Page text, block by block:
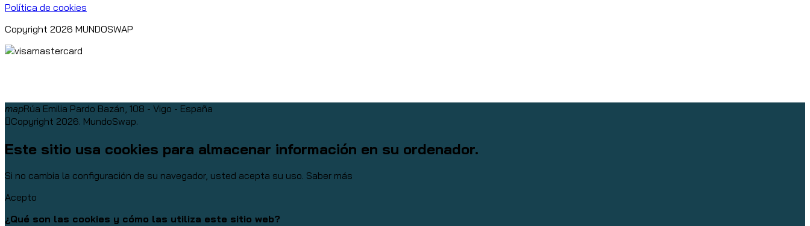
Política de cookies
Copyright 2026 MUNDOSWAP
mapRúa Emilia Pardo Bazán, 108 - Vigo - España
Copyright 2026. MundoSwap.
Este sitio usa cookies para almacenar información en su ordenador.
Si no cambia la configuración de su navegador, usted acepta su uso. Saber más
Acepto
¿Qué son las cookies y cómo las utiliza este sitio web?